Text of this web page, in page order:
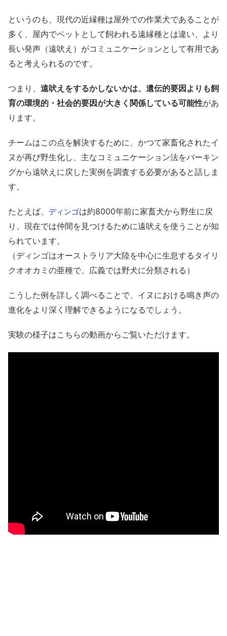
というのも、現代の近縁種は屋外での作業犬であることが
多く、屋内でペットとして飼われる遠縁種とは違い、より
長い発声（遠吠え）がコミュニケーションとして有用であ
ると考えられるのです。
つまり、 遠吠えをするかしないかは、遺伝的要因よりも飼
育の環境的・社会的要因が大きく関係している可能性があ
ります。
チームはこの点を解決するために、かつて家畜化されたイ
ヌが再び野生化し、主なコミュニケーション法をバーキン
グから遠吠えに戻した実例を調査する必要があると話しま
す。
たとえば、 ディンゴは約8000年前に家畜犬から野生に戻
り、現在では仲間を見つけるために遠吠えを使うことが知
られています。
（ディンゴはオーストラリア大陸を中心に生息するタイリ
クオオカミの亜種で、広義では野犬に分類される）
こうした例を詳しく調べることで、イヌにおける鳴き声の
進化をより深く理解できるようになるでしょう。
実験の様子はこちらの動画からご覧いただけます。